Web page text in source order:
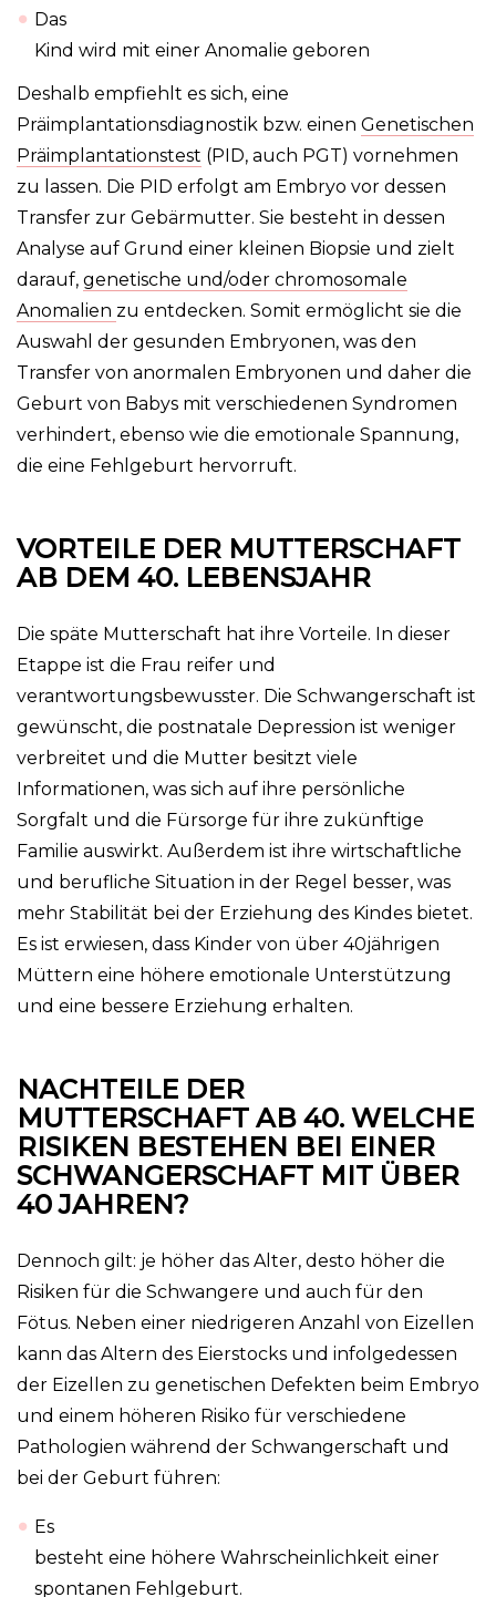
Das
Kind wird mit einer Anomalie geboren
Deshalb empfiehlt es sich, eine
Präimplantationsdiagnostik bzw. einen Genetischen
Präimplantationstest (PID, auch PGT) vornehmen
zu lassen. Die PID erfolgt am Embryo vor dessen
Transfer zur Gebärmutter. Sie besteht in dessen
Analyse auf Grund einer kleinen Biopsie und zielt
darauf, genetische und/oder chromosomale
Anomalien zu entdecken. Somit ermöglicht sie die
Auswahl der gesunden Embryonen, was den
Transfer von anormalen Embryonen und daher die
Geburt von Babys mit verschiedenen Syndromen
verhindert, ebenso wie die emotionale Spannung,
die eine Fehlgeburt hervorruft.
VORTEILE DER MUTTERSCHAFT
AB DEM 40. LEBENSJAHR
Die späte Mutterschaft hat ihre Vorteile. In dieser
Etappe ist die Frau reifer und
verantwortungsbewusster. Die Schwangerschaft ist
gewünscht, die postnatale Depression ist weniger
verbreitet und die Mutter besitzt viele
Informationen, was sich auf ihre persönliche
Sorgfalt und die Fürsorge für ihre zukünftige
Familie auswirkt. Außerdem ist ihre wirtschaftliche
und berufliche Situation in der Regel besser, was
mehr Stabilität bei der Erziehung des Kindes bietet.
Es ist erwiesen, dass Kinder von über 40jährigen
Müttern eine höhere emotionale Unterstützung
und eine bessere Erziehung erhalten.
NACHTEILE DER
MUTTERSCHAFT AB 40. WELCHE
RISIKEN BESTEHEN BEI EINER
SCHWANGERSCHAFT MIT ÜBER
40 JAHREN?
Dennoch gilt: je höher das Alter, desto höher die
Risiken für die Schwangere und auch für den
Fötus. Neben einer niedrigeren Anzahl von Eizellen
kann das Altern des Eierstocks und infolgedessen
der Eizellen zu genetischen Defekten beim Embryo
und einem höheren Risiko für verschiedene
Pathologien während der Schwangerschaft und
bei der Geburt führen:
Es
besteht eine höhere Wahrscheinlichkeit einer
spontanen Fehlgeburt.